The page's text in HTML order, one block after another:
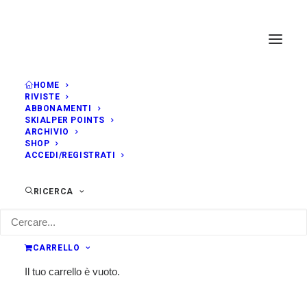
HOME
RIVISTE
ABBONAMENTI
SKIALPER POINTS
ARCHIVIO
SHOP
ACCEDI/REGISTRATI
RICERCA
CARRELLO
Il tuo carrello è vuoto.